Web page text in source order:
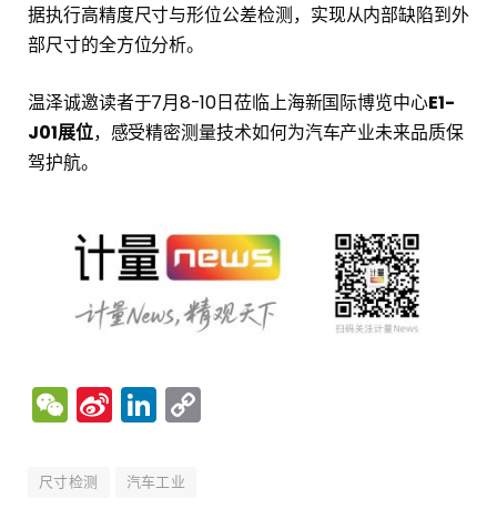
据执行高精度尺寸与形位公差检测，实现从内部缺陷到外
部尺寸的全方位分析。
温泽诚邀读者于7月8-10日莅临上海新国际博览中心E1-
J01展位，感受精密测量技术如何为汽车产业未来品质保
驾护航。
WeChat
Sina
Weibo
LinkedIn
尺寸检测 汽车工业